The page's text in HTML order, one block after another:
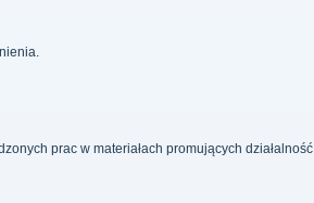
prac w materiałach promujących działalność